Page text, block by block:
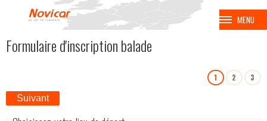
MENU
BALADES
CROISIÈRES
Formulaire d'inscription balade
1 2 3
Suivant